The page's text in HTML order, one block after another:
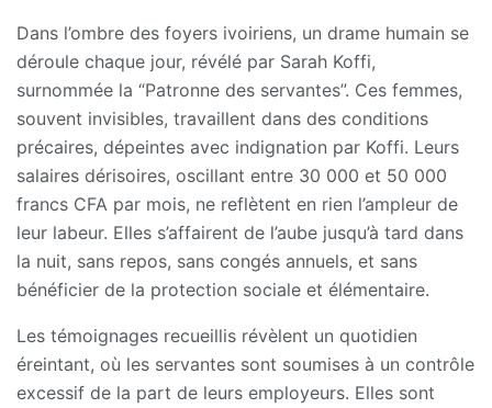
Dans l’ombre des foyers ivoiriens, un drame humain se
déroule chaque jour, révélé par Sarah Koffi,
surnommée la “Patronne des servantes”. Ces femmes,
souvent invisibles, travaillent dans des conditions
précaires, dépeintes avec indignation par Koffi. Leurs
salaires dérisoires, oscillant entre 30 000 et 50 000
francs CFA par mois, ne reflètent en rien l’ampleur de
leur labeur. Elles s’affairent de l’aube jusqu’à tard dans
la nuit, sans repos, sans congés annuels, et sans
bénéficier de la protection sociale et élémentaire.
Les témoignages recueillis révèlent un quotidien
éreintant, où les servantes sont soumises à un contrôle
excessif de la part de leurs employeurs. Elles sont